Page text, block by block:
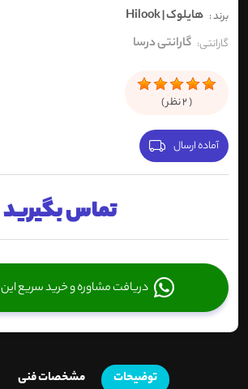
برند : هایلوک | Hilook
گارانتی: گارانتی درسا
(
2نظر )
آماده ارسال
تماس بگیرید
دریافت مشاوره و خرید سریع
توضیحات مشخصات فنی